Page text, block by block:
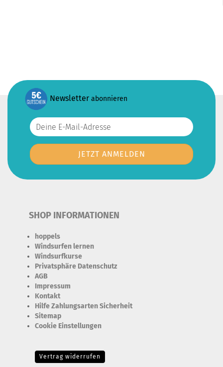
Newsletter abonnieren
SHOP INFORMATIONEN
hoppels
Windsurfen lernen
Windsurfkurse
Privatsphäre Datenschutz
AGB
Impressum
Kontakt
Hilfe Zahlungsarten Sicherheit
Sitemap
Cookie Einstellungen
Vertrag widerrufen